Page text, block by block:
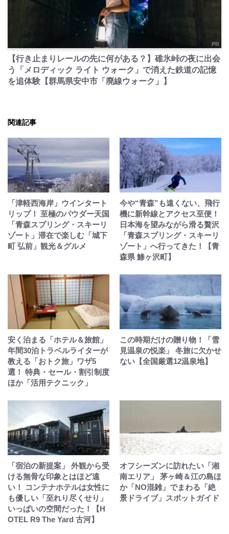
PR
【行き止まりレールの先に何がある？】碓氷峠の夜に出会
う「メロディック ライト ウォーク」で消えた鉄道の記憶
を追体験【群馬県安中市「廃線ウォーク」】
関連記事
「津軽西海岸」ウインタート
リップ！ 至極のパウダー天国
「青森スプリング・スキーリ
ゾート」滞在で楽しむ「城下
町 弘前」観光＆グルメ
今や“青森”も遠くない、飛行
機に新幹線とアクセス至便！
日本海を望みながら滑る贅沢
「青森スプリング・スキーリ
ゾート」へ行ってきた！【青
森県 鯵ヶ沢町】
安く泊まる「ホテル＆旅館」
年間30泊トラベルライターが
教える「おトク旅」ワザ5
選！ 特典・セール・割引制度
ほか「活用テクニック」
この時期だけの贈り物！「雪
見温泉の悦楽」 冬旅に欠かせ
ない【全国厳選12温泉地】
「宿泊の新提案」 外観から受
ける無骨な印象とはほど遠
い！ コンテナホテルは女性に
も優しい「至れり尽くせり」
いっぱいの空間だった！【H
OTEL R9 The Yard 古河】
オフシーズンに訪れたい「湘
南エリア」 茅ヶ崎＆江の島ほ
か「NO混雑」でまわる「絶
景ドライブ」スポットガイド